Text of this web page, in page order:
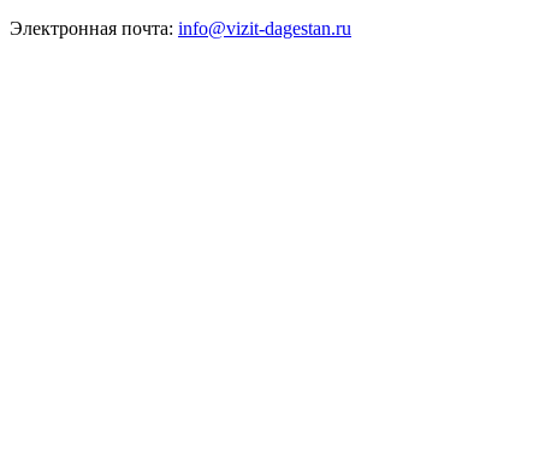
Электронная почта: info@vizit-dagestan.ru